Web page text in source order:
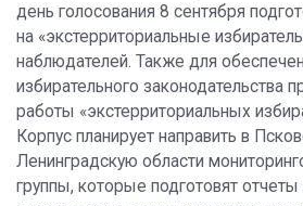
день голосования 8 сентября
на «экстерриториальные
наблюдателей. Также для
избирательного законодательства
работы «экстерриториальных
Корпус планирует направить в
Ленинградскую области
группы, которые подготовят отчеты